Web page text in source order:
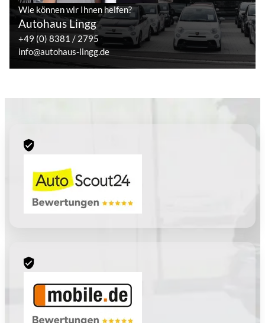
Wie können wir Ihnen helfen?
Autohaus Lingg
+49 (0) 8381 / 2795
info@autohaus-lingg.de